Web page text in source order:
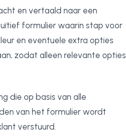
en vertaald naar een
formulier waarin stap voor
en eventuele extra opties
zodat alleen relevante opties
die op basis van alle
van het formulier wordt
verstuurd.